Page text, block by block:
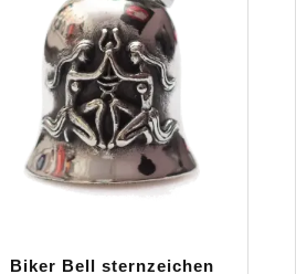
Biker Bell sternzeichen